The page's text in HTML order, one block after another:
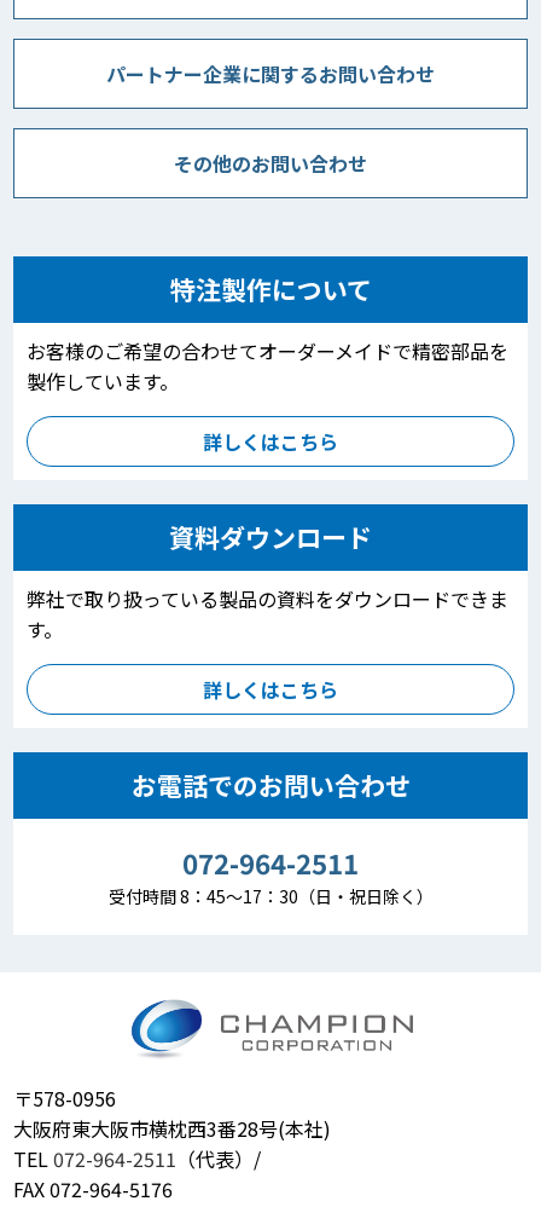
パートナー企業に関するお問い合わせ
その他のお問い合わせ
特注製作について
お客様のご希望の合わせてオーダーメイドで精密部品を
製作しています。
詳しくはこちら
資料ダウンロード
弊社で取り扱っている製品の資料をダウンロードできま
す。
詳しくはこちら
お電話でのお問い合わせ
072-964-2511
受付時間 8：45～17：30（日・祝日除く）
〒578-0956
大阪府東大阪市横枕西3番28号(本社)
TEL072-964-2511 （代表）/
FAX 072-964-5176